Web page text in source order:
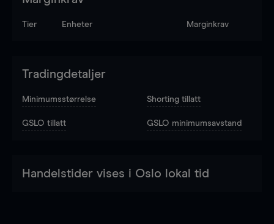
Tier Enheter Marginkrav
Tradingdetaljer
Minimumsstørrelse Shorting tillatt
GSLO tillatt GSLO minimumsavstand
Handelstider vises i Oslo lokal tid